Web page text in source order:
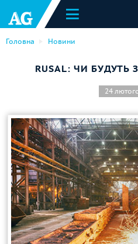
Головна Новини
RUSAL: ЧИ БУДУТЬ
24